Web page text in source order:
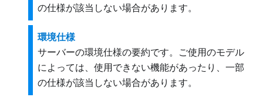
の仕様が該当しない場合があります。
環境仕様
サーバーの環境仕様の要約です。ご使用のモデル
によっては、使用できない機能があったり、一部
の仕様が該当しない場合があります。